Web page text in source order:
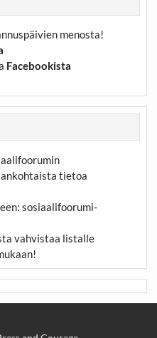
menosta!
Facebookista
tietoa
sosiaalifoorumi-
vahvistaa listalle